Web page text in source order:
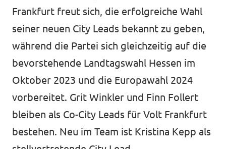
Europaebene
Volt Europa
Nationale Teams in Europa
Volt im Römer
Kommunalwahl 2026
Unterstütz' uns!
Frankfurt freut sich, die erfolgreiche Wahl
seiner neuen City Leads bekannt zu geben,
während die Partei sich gleichzeitig auf die
bevorstehende Landtagswahl Hessen im
Oktober 2023 und die Europawahl 2024
vorbereitet. Grit Winkler und Finn Follert
bleiben als Co-City Leads für Volt Frankfurt
bestehen. Neu im Team ist Kristina Kepp als